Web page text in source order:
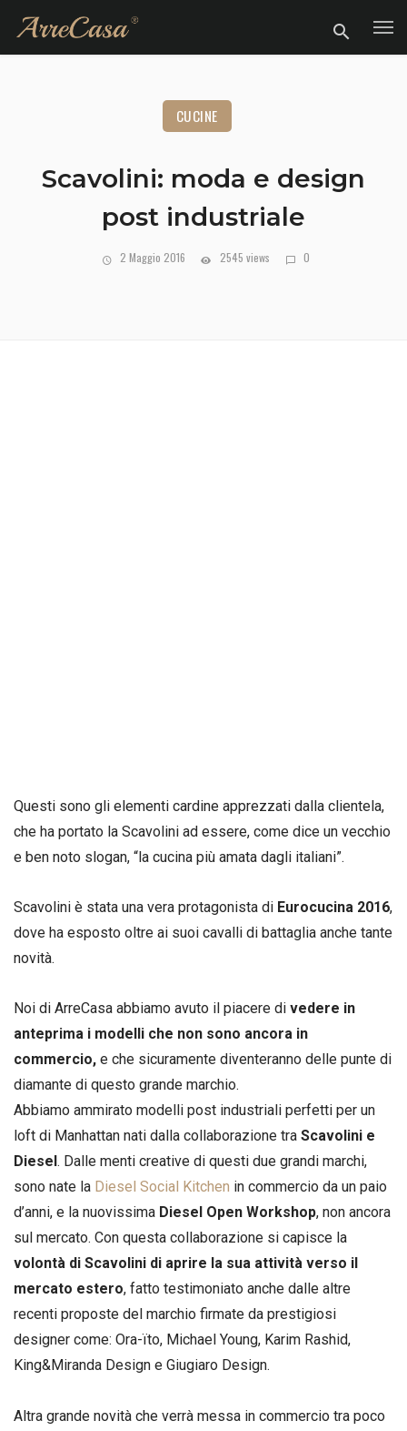
CUCINE
Scavolini: moda e design
post industriale
2 Maggio 2016 2545 views 0
Questi sono gli elementi cardine apprezzati dalla clientela,
che ha portato la Scavolini ad essere, come dice un vecchio
e ben noto slogan, “la cucina più amata dagli italiani”.
Scavolini è stata una vera protagonista di Eurocucina 2016,
dove ha esposto oltre ai suoi cavalli di battaglia anche tante
novità.
Noi di ArreCasa abbiamo avuto il piacere di vedere in
anteprima i modelli che non sono ancora in
commercio, e che sicuramente diventeranno delle punte di
diamante di questo grande marchio.
Abbiamo ammirato modelli post industriali perfetti per un
loft di Manhattan nati dalla collaborazione tra Scavolini e
Diesel . Dalle menti creative di questi due grandi marchi,
sono nate la Diesel Social Kitchen in commercio da un paio
d’anni, e la nuovissima Diesel Open Workshop, non ancora
sul mercato. Con questa collaborazione si capisce la
volontà di Scavolini di aprire la sua attività verso il
mercato estero, fatto testimoniato anche dalle altre
recenti proposte del marchio firmate da prestigiosi
designer come: Ora-ïto, Michael Young, Karim Rashid,
King&Miranda Design e Giugiaro Design.
Altra grande novità che verrà messa in commercio tra poco